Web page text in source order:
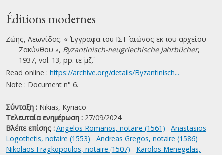
Éditions modernes
Ζώης, Λεωνίδας. « Έγγραφα του ΙΣΤ΄ αιώνος εκ του αρχείου
Ζακύνθου », Byzantinisch-neugriechische Jahrbücher,
1937, vol. 13, pp. ιε΄-μζ΄.
Read online : https://archive.org/details/Byzantinisch...
Note : Document n° 6.
Σύνταξη : Nikias, Kyriaco
Τελευταία ενημέρωση : 27/09/2024
Βλέπε επίσης : Angelos Romanos, notaire (1561)
Anastasios
Logothetis, notaire (1553)
Andreas Gregos, notaire (1586)
Nikolaos Fragkopoulos, notaire (1507)
Karolos Menegelas,